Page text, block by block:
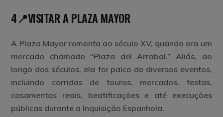
4📍VISITAR A PLAZA MAYOR
A Plaza Mayor remonta ao século XV, quando era um
mercado chamado “Plaza del Arrabal.” Aliás, ao
longo dos séculos, ela foi palco de diversos eventos,
incluindo corridas de touros, mercados, festas,
casamentos reais, beatificações e até execuções
públicas durante a Inquisição Espanhola.